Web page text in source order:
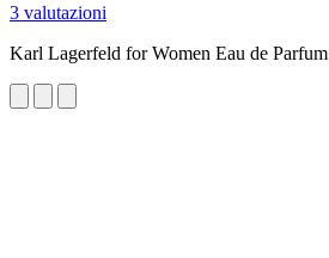
3 valutazioni
Karl Lagerfeld for Women Eau de Parfum